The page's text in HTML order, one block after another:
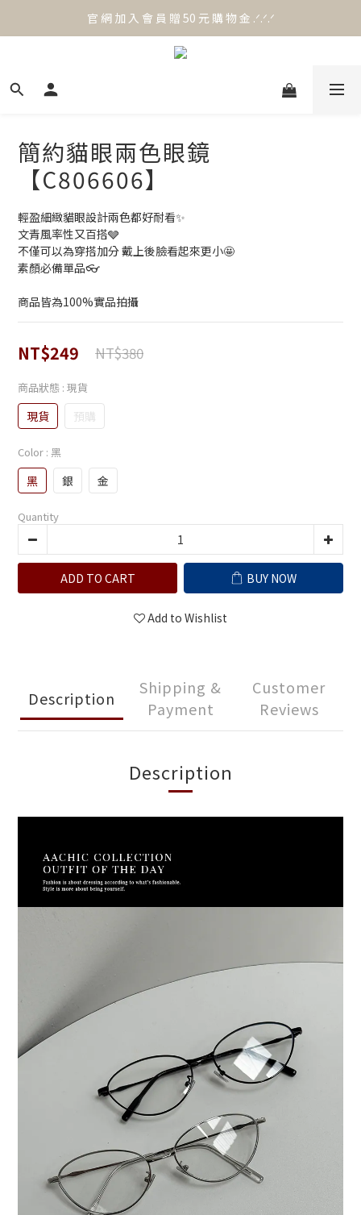
官 網 加 入 會 員 贈 50 元 購 物 金 .ᐟ.ᐟ.ᐟ
官 網 加 入 會 員 贈 50 元 購 物 金 .ᐟ.ᐟ.ᐟ
⟡.·*. 滿 NT.1000 免 運 費 ꔛ♡
簡約貓眼兩色眼鏡
【C806606】
輕盈細緻貓眼設計兩色都好耐看✨
文青風率性又百搭🩶
不僅可以為穿搭加分 戴上後臉看起來更小🤩
素顏必備單品👓
商品皆為100%實品拍攝
NT$249 NT$380
商品狀態 : 現貨
現貨 預購
Color : 黑
黑 銀 金
Quantity
ADD TO CART BUY NOW
Add to Wishlist
Description
Shipping &
Payment
Customer
Reviews
Description